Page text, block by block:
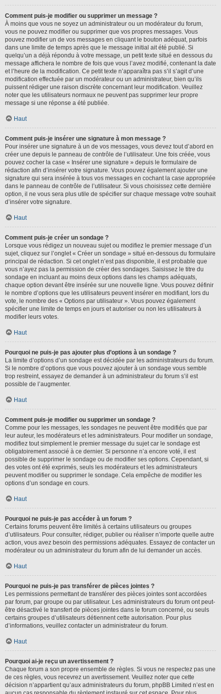
Comment puis-je modifier ou supprimer un message ?
À moins que vous ne soyez un administrateur ou un modérateur du forum,
vous ne pouvez modifier ou supprimer que vos propres messages. Vous
pouvez modifier un de vos messages en cliquant le bouton adéquat, parfois
dans une limite de temps après que le message initial ait été publié. Si
quelqu’un a déjà répondu à votre message, un petit texte situé en dessous du
message affichera le nombre de fois que vous l’avez modifié, contenant la date
et l’heure de la modification. Ce petit texte n’apparaîtra pas s’il s’agit d’une
modification effectuée par un modérateur ou un administrateur, bien qu’ils
puissent rédiger une raison discrète concernant leur modification. Veuillez
noter que les utilisateurs normaux ne peuvent pas supprimer leur propre
message si une réponse a été publiée.
Haut
Comment puis-je insérer une signature à mon message ?
Pour insérer une signature à un de vos messages, vous devez tout d’abord en
créer une depuis le panneau de contrôle de l’utilisateur. Une fois créée, vous
pouvez cocher la case « Insérer une signature » depuis le formulaire de
rédaction afin d’insérer votre signature. Vous pouvez également ajouter une
signature qui sera insérée à tous vos messages en cochant la case appropriée
dans le panneau de contrôle de l’utilisateur. Si vous choisissez cette dernière
option, il ne vous sera plus utile de spécifier sur chaque message votre souhait
d’insérer votre signature.
Haut
Comment puis-je créer un sondage ?
Lorsque vous rédigez un nouveau sujet ou modifiez le premier message d’un
sujet, cliquez sur l’onglet « Créer un sondage » situé en-dessous du formulaire
principal de rédaction. Si cet onglet n’est pas disponible, il est probable que
vous n’ayez pas la permission de créer des sondages. Saisissez le titre du
sondage en incluant au moins deux options dans les champs adéquats,
chaque option devant être insérée sur une nouvelle ligne. Vous pouvez définir
le nombre d’options que les utilisateurs peuvent insérer en modifiant, lors du
vote, le nombre des « Options par utilisateur ». Vous pouvez également
spécifier une limite de temps en jours et autoriser ou non les utilisateurs à
modifier leurs votes.
Haut
Pourquoi ne puis-je pas ajouter plus d’options à un sondage ?
La limite d’options d’un sondage est décidée par les administrateurs du forum.
Si le nombre d’options que vous pouvez ajouter à un sondage vous semble
trop restreint, essayez de demander à un administrateur du forum s’il est
possible de l’augmenter.
Haut
Comment puis-je modifier ou supprimer un sondage ?
Comme pour les messages, les sondages ne peuvent être modifiés que par
leur auteur, les modérateurs et les administrateurs. Pour modifier un sondage,
modifiez tout simplement le premier message du sujet car le sondage est
obligatoirement associé à ce dernier. Si personne n’a encore voté, il est
possible de supprimer le sondage ou de modifier ses options. Cependant, si
des votes ont été exprimés, seuls les modérateurs et les administrateurs
peuvent modifier ou supprimer le sondage. Cela empêche de modifier les
options d’un sondage en cours.
Haut
Pourquoi ne puis-je pas accéder à un forum ?
Certains forums peuvent être limités à certains utilisateurs ou groupes
d’utilisateurs. Pour consulter, rédiger, publier ou réaliser n’importe quelle autre
action, vous avez besoin des permissions adéquates. Essayez de contacter un
modérateur ou un administrateur du forum afin de lui demander un accès.
Haut
Pourquoi ne puis-je pas transférer de pièces jointes ?
Les permissions permettant de transférer des pièces jointes sont accordées
par forum, par groupe ou par utilisateur. Les administrateurs du forum ont peut-
être désactivé le transfert de pièces jointes dans le forum concerné, ou seuls
certains groupes d’utilisateurs détiennent cette autorisation. Pour plus
d’informations, veuillez contacter un administrateur du forum.
Haut
Pourquoi ai-je reçu un avertissement ?
Chaque forum a son propre ensemble de règles. Si vous ne respectez pas une
de ces règles, vous recevrez un avertissement. Veuillez noter que cette
décision n’appartient qu’aux administrateurs du forum, phpBB Limited n’est en